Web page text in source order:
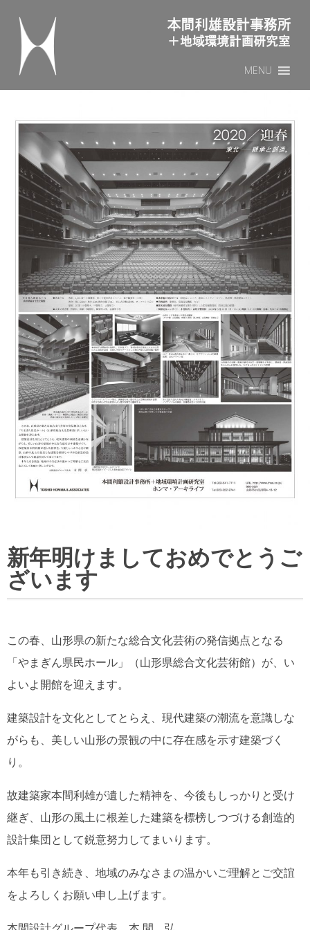
to
MENU
新年明けましておめでとうご
ざいます
この春、山形県の新たな総合文化芸術の発信拠点となる
「やまぎん県民ホール」（山形県総合文化芸術館）が、い
よいよ開館を迎えます。
建築設計を文化としてとらえ、現代建築の潮流を意識しな
がらも、美しい山形の景観の中に存在感を示す建築づく
り。
故建築家本間利雄が遺した精神を、今後もしっかりと受け
継ぎ、山形の風土に根差した建築を標榜しつづける創造的
設計集団として鋭意努力してまいります。
本年も引き続き、地域のみなさまの温かいご理解とご交誼
をよろしくお願い申し上げます。